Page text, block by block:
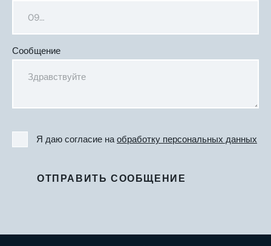
Сообщение
Я даю согласие наобработку персональных данных
ОТПРАВИТЬ СООБЩЕНИЕ